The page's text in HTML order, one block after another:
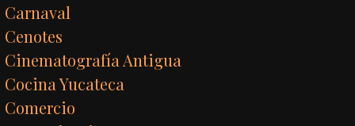
Carnaval
Cenotes
Cinematografía Antigua
Cocina Yucateca
Comercio